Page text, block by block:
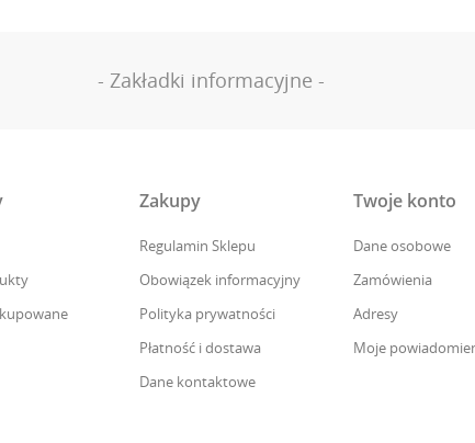
- Zakładki informacyjne -
Zakupy
Regulamin Sklepu
Obowiązek informacyjny
Polityka prywatności
Płatność i dostawa
Dane kontaktowe
Twoje konto
Dane osobowe
Zamówienia
Adresy
Moje